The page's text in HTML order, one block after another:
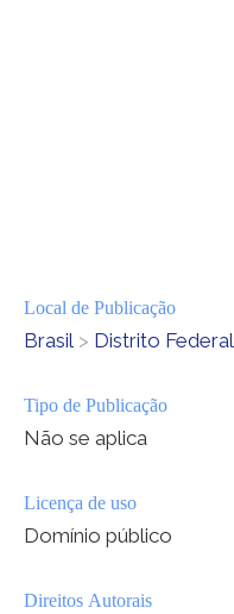
Local de Publicação
Brasil > Distrito Federal
Tipo de Publicação
Não se aplica
Licença de uso
Domínio público
Direitos Autorais